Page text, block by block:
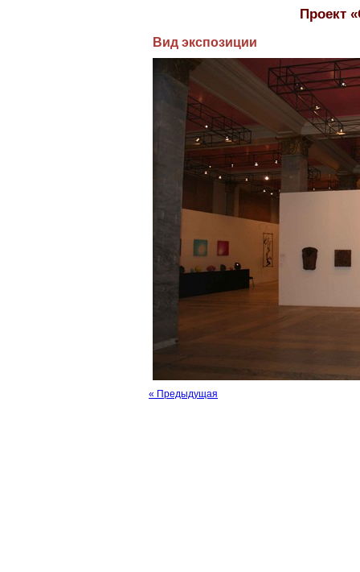
Проект
Вид экспозиции
« Предыдущая